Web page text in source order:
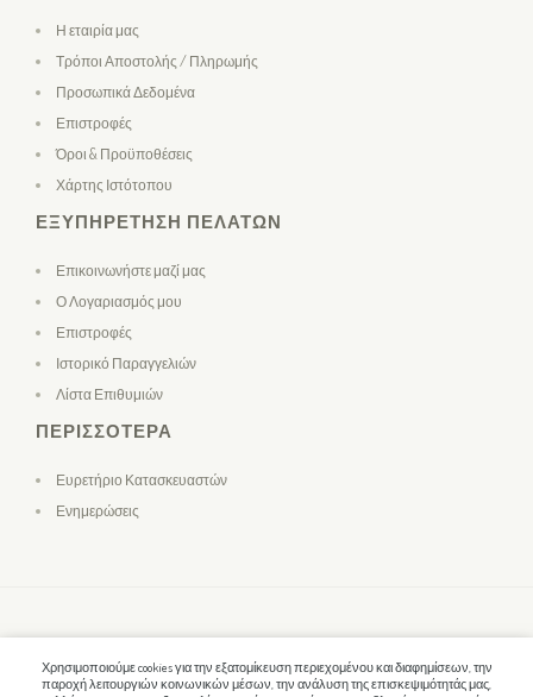
Χρησιμοποιούμε cookies για την εξατομίκευση περιεχομένου και διαφημίσεων, την
παροχή λειτουργιών κοινωνικών μέσων, την ανάλυση της επισκεψιμότητάς μας,
Η εταιρία μας
Τρόποι Αποστολής / Πληρωμής
Προσωπικά Δεδομένα
Επιστροφές
Όροι & Προϋποθέσεις
Χάρτης Ιστότοπου
ΕΞΥΠΗΡΈΤΗΣΗ ΠΕΛΑΤΏΝ
Επικοινωνήστε μαζί μας
Ο Λογαριασμός μου
Επιστροφές
Ιστορικό Παραγγελιών
Λίστα Επιθυμιών
ΠΕΡΙΣΣΌΤΕΡΑ
Ευρετήριο Κατασκευαστών
Ενημερώσεις